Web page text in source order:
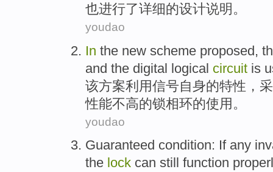
也进行了详细的设计说明。
youdao
In the new scheme proposed,
and the digital logical circuit is
该方案利用信号自身的特性，
性能不高的锁相环的使用。
youdao
Guaranteed condition: If any
the lock can still
function